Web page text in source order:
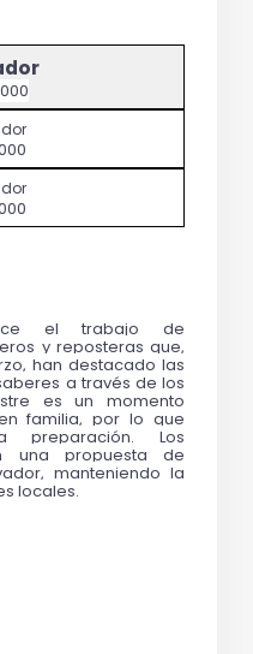
el trabajo de
y reposteras que,
han destacado las
a través de los
es un momento
familia, por lo que
preparación. Los
una propuesta de
manteniendo la
locales.